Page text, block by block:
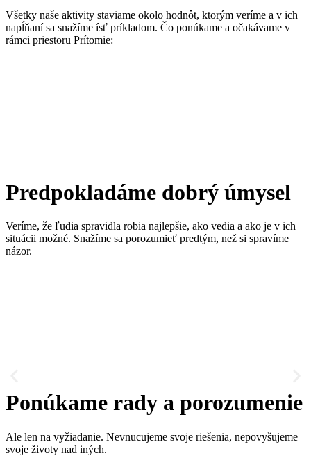
Všetky naše aktivity staviame okolo hodnôt, ktorým veríme a v ich
napĺňaní sa snažíme ísť príkladom. Čo ponúkame a očakávame v
rámci priestoru Prítomie:
Predpokladáme dobrý úmysel
Veríme, že ľudia spravidla robia najlepšie, ako vedia a ako je v ich
situácii možné. Snažíme sa porozumieť predtým, než si spravíme
názor.
Ponúkame rady a porozumenie
Ale len na vyžiadanie. Nevnucujeme svoje riešenia, nepovyšujeme
svoje životy nad iných.